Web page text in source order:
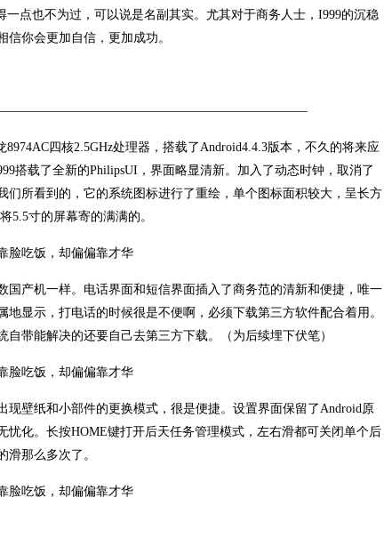
一点也不为过，可以说是名副其实。尤其对于商务人士，I999的沉稳
你会更加自信，更加成功。
四核2.5GHz处理器，搭载了Android4.4.3版本，不久的将来应
搭载了全新的PhilipsUI，界面略显清新。加入了动态时钟，取消了
们所看到的，它的系统图标进行了重绘，单个图标面积较大，呈长方
5.5寸的屏幕寄的满满的。
国产机一样。电话界面和短信界面插入了商务范的清新和便捷，唯一
显示，打电话的时候很是不便啊，必须下载第三方软件配合着用。
带能解决的还要自己去第三方下载。（为后续埋下伏笔）
现壁纸和小部件的更换模式，很是便捷。设置界面保留了Android原
忧化。长按HOME键打开后天任务管理模式，左右滑都可关闭单个后
滑那么多次了。